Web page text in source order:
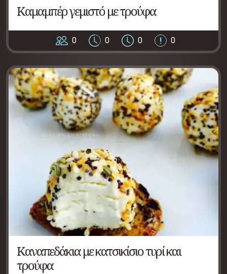
Καμαμπέρ γεμιστό με τρούφα
0 0 0 0
Καναπεδάκια με κατσικίσιο τυρί και
τρούφα